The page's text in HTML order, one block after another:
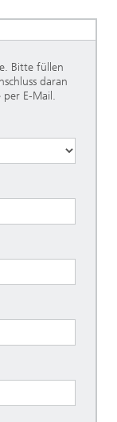
Bitte füllen
daran
E-Mail.